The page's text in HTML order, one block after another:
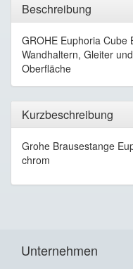
Beschreibung
GROHE Euphoria Cube
Wandhaltern, Gleiter
Oberfläche
Kurzbeschreibung
Grohe Brausestange
chrom
Unternehmen